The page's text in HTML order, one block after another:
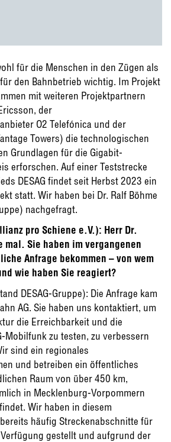
für die Menschen in den Zügen als
den Bahnbetrieb wichtig. Im Projekt
mit weiteren Projektpartnern
der
O2 Telefónica und der
Towers) die technologischen
Grundlagen für die Gigabit-
erforschen. Auf einer Teststrecke
DESAG findet seit Herbst 2023 ein
statt. Wir haben bei Dr. Ralf Böhme
nachgefragt.
pro Schiene e.V.): Herr Dr.
mal. Sie haben im vergangenen
Anfrage bekommen – von wem
wie haben Sie reagiert?
DESAG-Gruppe): Die Anfrage kam
AG. Sie haben uns kontaktiert, um
die Erreichbarkeit und die
Mobilfunk zu testen, zu verbessern
sind ein regionales
und betreiben ein öffentliches
Raum von über 450 km,
in Mecklenburg-Vorpommern
Wir haben in diesem
häufig Streckenabschnitte für
gestellt und aufgrund der